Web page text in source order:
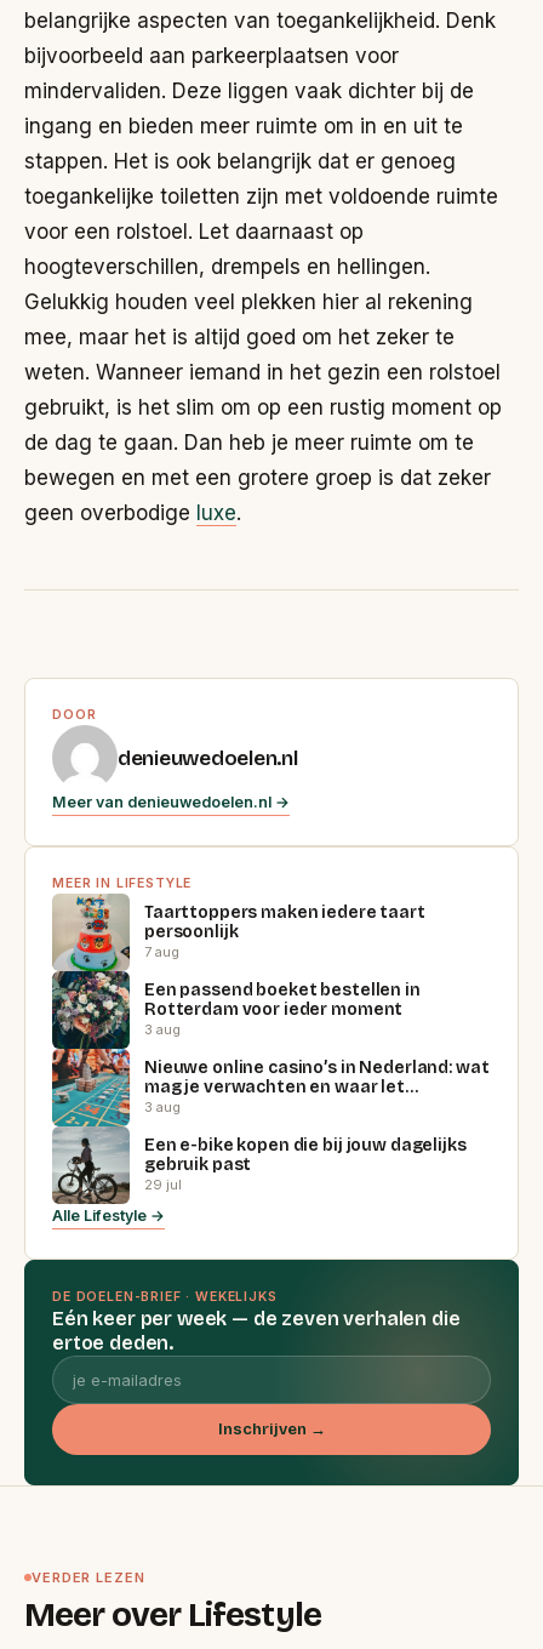
belangrijke aspecten van toegankelijkheid. Denk
bijvoorbeeld aan parkeerplaatsen voor
mindervaliden. Deze liggen vaak dichter bij de
ingang en bieden meer ruimte om in en uit te
stappen. Het is ook belangrijk dat er genoeg
toegankelijke toiletten zijn met voldoende ruimte
voor een rolstoel. Let daarnaast op
hoogteverschillen, drempels en hellingen.
Gelukkig houden veel plekken hier al rekening
mee, maar het is altijd goed om het zeker te
weten. Wanneer iemand in het gezin een rolstoel
gebruikt, is het slim om op een rustig moment op
de dag te gaan. Dan heb je meer ruimte om te
bewegen en met een grotere groep is dat zeker
geen overbodige luxe.
DOOR
denieuwedoelen.nl
Meer van denieuwedoelen.nl →
MEER IN LIFESTYLE
Taarttoppers maken iedere taart
persoonlijk
7 aug
Een passend boeket bestellen in
Rotterdam voor ieder moment
3 aug
Nieuwe online casino’s in Nederland: wat
mag je verwachten en waar let…
3 aug
Een e-bike kopen die bij jouw dagelijks
gebruik past
29 jul
Alle Lifestyle →
DE DOELEN-BRIEF · WEKELIJKS
Eén keer per week — de zeven verhalen die
ertoe deden.
Inschrijven →
VERDER LEZEN
Meer over Lifestyle